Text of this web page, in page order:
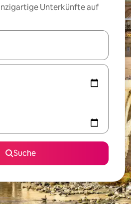
Unterkünfte auf
sind, navigiere mit den
Suche